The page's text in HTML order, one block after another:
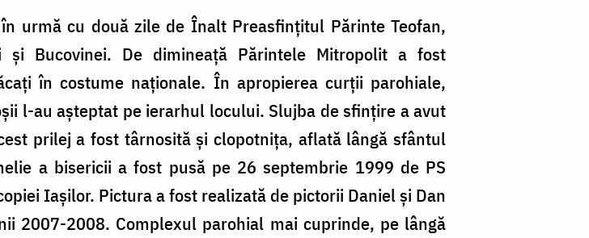
urmă cu două zile de Înalt Preasfințitul Părinte Teofan,
și Bucovinei. De dimineață Părintele Mitropolit a fost
în costume naționale. În apropierea curții parohiale,
l-au așteptat pe ierarhul locului. Slujba de sfințire a avut
prilej a fost târnosită și clopotnița, aflată lângă sfântul
a bisericii a fost pusă pe 26 septembrie 1999 de PS
Iașilor. Pictura a fost realizată de pictorii Daniel și Dan
2007-2008. Complexul parohial mai cuprinde, pe lângă